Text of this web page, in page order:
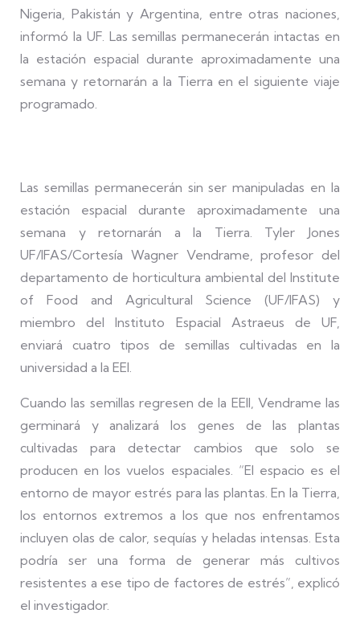
Nigeria, Pakistán y Argentina, entre otras naciones,
informó la UF. Las semillas permanecerán intactas en
la estación espacial durante aproximadamente una
semana y retornarán a la Tierra en el siguiente viaje
programado.
Las semillas permanecerán sin ser manipuladas en la
estación espacial durante aproximadamente una
semana y retornarán a la Tierra. Tyler Jones
UF/IFAS/Cortesía Wagner Vendrame, profesor del
departamento de horticultura ambiental del Institute
of Food and Agricultural Science (UF/IFAS) y
miembro del Instituto Espacial Astraeus de UF,
enviará cuatro tipos de semillas cultivadas en la
universidad a la EEI.
Cuando las semillas regresen de la EEII, Vendrame las
germinará y analizará los genes de las plantas
cultivadas para detectar cambios que solo se
producen en los vuelos espaciales. “El espacio es el
entorno de mayor estrés para las plantas. En la Tierra,
los entornos extremos a los que nos enfrentamos
incluyen olas de calor, sequías y heladas intensas. Esta
podría ser una forma de generar más cultivos
resistentes a ese tipo de factores de estrés”, explicó
el investigador.